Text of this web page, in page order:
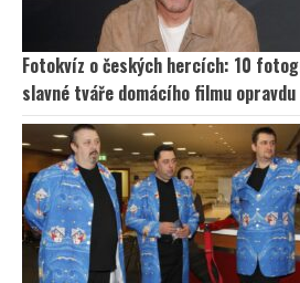
Fotokvíz o českých hercích: 10
slavné tváře domácího filmu